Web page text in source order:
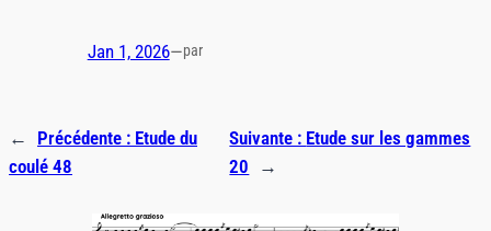
Jan 1, 2026—par
← Précédente : Etude du
coulé 48
Suivante : Etude sur les gammes
20
→